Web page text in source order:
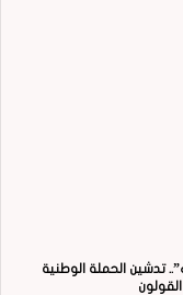
تدشين الحملة الوطنية